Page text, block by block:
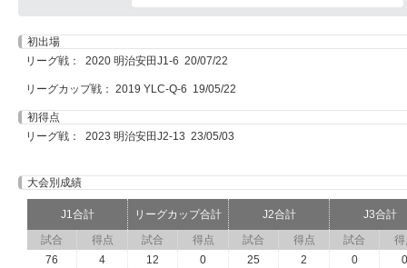
初出場
リーグ戦： 2020 明治安田J1-6 20/07/22
リーグカップ戦： 2019 YLC-Q-6 19/05/22
初得点
リーグ戦： 2023 明治安田J2-13 23/05/03
大会別成績
J1合計 リーグカップ合計 J2合計
J3合計
試合
得点 試合 得点 試合 得点 試合
得
76
4 12 0 25 2 0 0